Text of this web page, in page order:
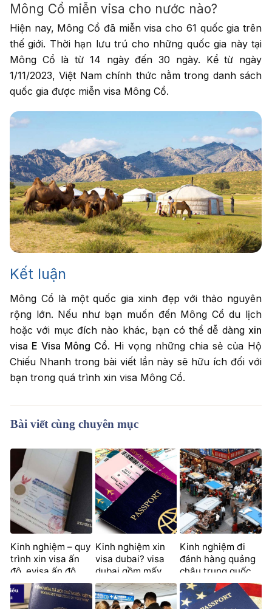
Mông Cổ miễn visa cho nước nào?
Hiện nay, Mông Cổ đã miễn visa cho 61 quốc gia trên
thế giới. Thời hạn lưu trú cho những quốc gia này tại
Mông Cổ là từ 14 ngày đến 30 ngày. Kể từ ngày
1/11/2023, Việt Nam chính thức nằm trong danh sách
quốc gia được miễn visa Mông Cổ.
Kết luận
Mông Cổ là một quốc gia xinh đẹp với thảo nguyên
rộng lớn. Nếu như bạn muốn đến Mông Cổ du lịch
hoặc với mục đích nào khác, bạn có thể dễ dàng xin
visa E Visa Mông Cổ. Hi vọng những chia sẻ của Hộ
Chiếu Nhanh trong bài viết lần này sẽ hữu ích đối với
bạn trong quá trình xin visa Mông Cổ.
Bài viết cùng chuyên mục
Kinh nghiệm đi
đánh hàng quảng
châu trung quốc
từ a – z
Kinh nghiệm xin
visa dubai? visa
dubai gồm mấy
loại?
Kinh nghiệm – quy
trình xin visa ấn
độ, evisa ấn độ
mới nhất